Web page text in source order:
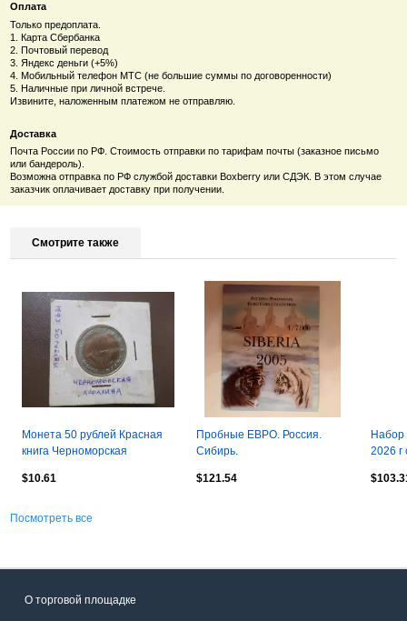
Оплата
Только предоплата.
1. Карта Сбербанка
2. Почтовый перевод
3. Яндекс деньги (+5%)
4. Мобильный телефон МТС (не большие суммы по договоренности)
5. Наличные при личной встрече.
Извините, наложенным платежом не отправляю.
Доставка
Почта России по РФ. Стоимость отправки по тарифам почты (заказное письмо
или бандероль).
Возможна отправка по РФ службой доставки Boxberry или СДЭК. В этом случае
заказчик оплачивает доставку при получении.
Смотрите также
Монета 50 рублей Красная
книга Черноморская
$10.61
Пробные ЕВРО. Россия.
Сибирь.
$121.54
Набор
2026 г
Посмотреть все
О торговой площадке